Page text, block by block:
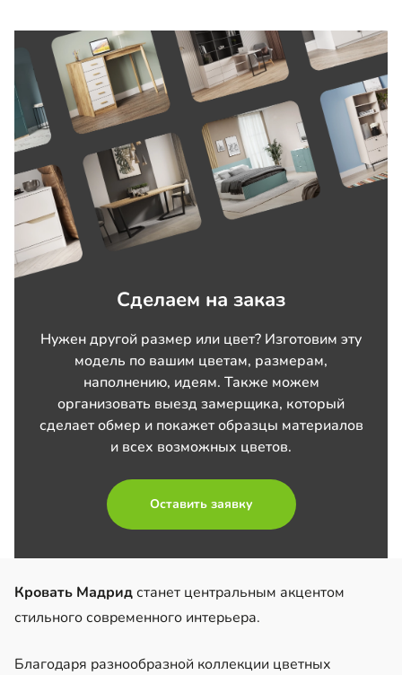
Сделаем на заказ
Нужен другой размер или цвет? Изготовим эту
модель по вашим цветам, размерам,
наполнению, идеям. Также можем
организовать выезд замерщика, который
сделает обмер и покажет образцы материалов
и всех возможных цветов.
Оставить заявку
Кровать Мадридстанет центральным акцентом
стильного современного интерьера.
Благодаря разнообразной коллекции цветных